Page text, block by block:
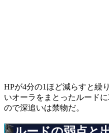
HPが4分の1ほど減らすと繰
いオーラをまとったルード
ので深追いは禁物だ。